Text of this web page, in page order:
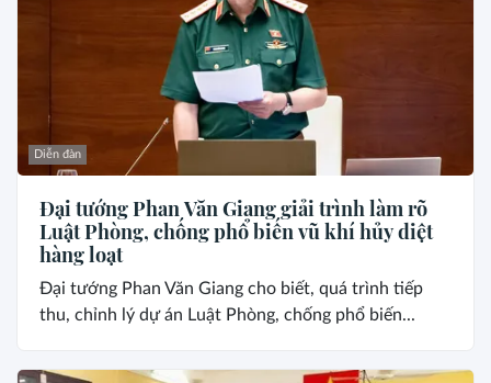
Diễn đàn
Đại tướng Phan Văn Giang giải trình làm rõ
Luật Phòng, chống phổ biến vũ khí hủy diệt
hàng loạt
Đại tướng Phan Văn Giang cho biết, quá trình tiếp
thu, chỉnh lý dự án Luật Phòng, chống phổ biến...